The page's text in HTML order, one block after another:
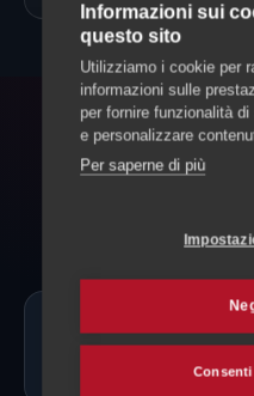
Ci sono allevatori
proprio a
Informazioni sui
questo sito
Utilizziamo i cookie per
informazioni sulle
per fornire funzionalità
e personalizzare
Per saperne di più